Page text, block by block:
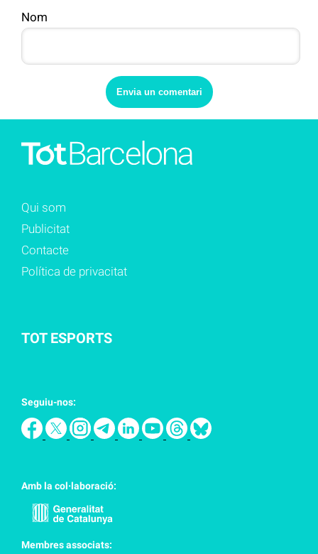
Nom
Qui som
Publicitat
Contacte
Política de privacitat
TOT ESPORTS
Seguiu-nos:
Amb la col·laboració:
Membres associats: